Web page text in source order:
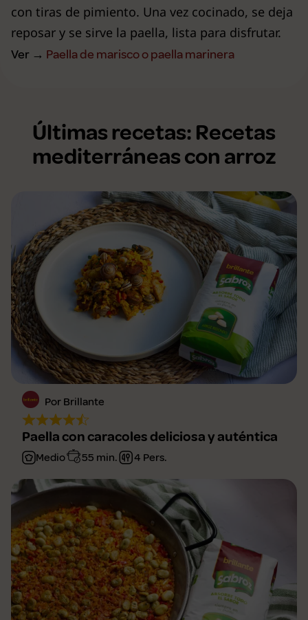
con tiras de pimiento. Una vez cocinado, se deja
reposar y se sirve la paella, lista para disfrutar.
Ver → Paella de marisco o paella marinera
Últimas recetas: Recetas
mediterráneas con arroz
Por Brillante
Paella con caracoles deliciosa y auténtica
Medio 55 min. 4 Pers.